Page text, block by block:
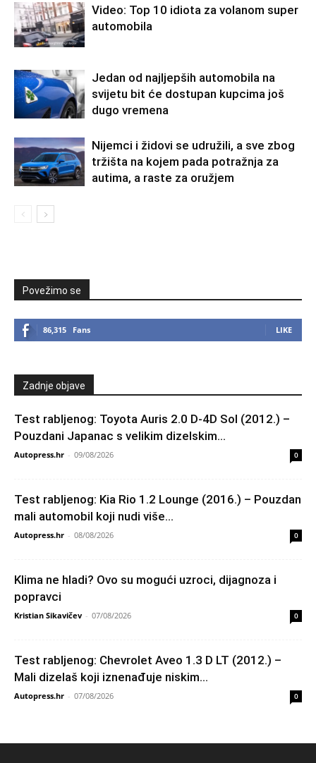
Video: Top 10 idiota za volanom super
automobila
Jedan od najljepših automobila na
svijetu bit će dostupan kupcima još
dugo vremena
Nijemci i židovi se udružili, a sve zbog
tržišta na kojem pada potražnja za
autima, a raste za oružjem
Povežimo se
86,315 Fans LIKE
Zadnje objave
Test rabljenog: Toyota Auris 2.0 D-4D Sol (2012.) –
Pouzdani Japanac s velikim dizelskim...
Autopress.hr - 09/08/2026 0
Test rabljenog: Kia Rio 1.2 Lounge (2016.) – Pouzdan
mali automobil koji nudi više...
Autopress.hr - 08/08/2026 0
Klima ne hladi? Ovo su mogući uzroci, dijagnoza i
popravci
Kristian Sikavičev - 07/08/2026 0
Test rabljenog: Chevrolet Aveo 1.3 D LT (2012.) –
Mali dizelaš koji iznenađuje niskim...
Autopress.hr - 07/08/2026 0